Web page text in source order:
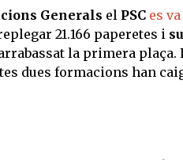
Generals el PSC es
21.166 paperetes i
la primera plaça.
dues formacions han